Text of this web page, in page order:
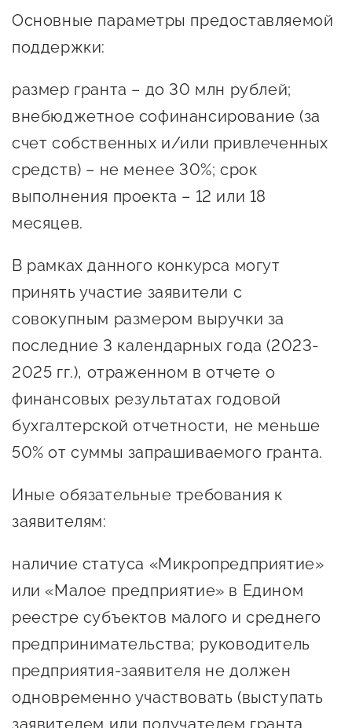
Оказание услуг в
социальной сфере
О центре
мероприятия
Проекты
Поддержка центра
Онлайн-витрина
Экскурсии на
документы
Центр поддержки экспорта
Справочник
предпринимателя
Органы власти
Интерактивные сервисы
Каталог маркетплейсов
Каталог креативной
продукции
Госзакупки для малого
бизнеса
Самозанятому
Каталог грантов
Конкурсы для
предпринимателей
Сообщить о нарушении
АвтоУСН
Основные параметры предоставляемой
поддержки:
размер гранта – до 30 млн рублей;
внебюджетное софинансирование (за
счет собственных и/или привлеченных
средств) – не менее 30%; срок
выполнения проекта – 12 или 18
месяцев.
В рамках данного конкурса могут
принять участие заявители с
совокупным размером выручки за
последние 3 календарных года (2023-
2025 гг.), отраженном в отчете о
финансовых результатах годовой
бухгалтерской отчетности, не меньше
50% от суммы запрашиваемого гранта.
Иные обязательные требования к
заявителям:
наличие статуса «Микропредприятие»
или «Малое предприятие» в Едином
реестре субъектов малого и среднего
предпринимательства; руководитель
предприятия-заявителя не должен
одновременно участвовать (выступать
заявителем или получателем гранта